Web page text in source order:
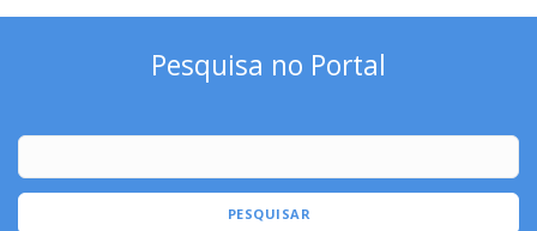
Pesquisa no Portal
PESQUISAR